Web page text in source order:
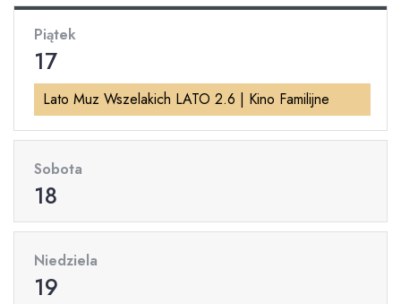
Piątek
17
Lato Muz Wszelakich LATO 2.6 | Kino Familijne
Sobota
18
Niedziela
19